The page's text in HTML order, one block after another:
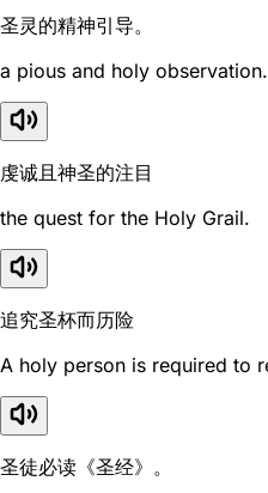
圣灵的精神引导。
a pious and holy observation.
虔诚且神圣的注目
the quest for the Holy Grail.
追究圣杯而历险
A holy person is required to
圣徒必读《圣经》。